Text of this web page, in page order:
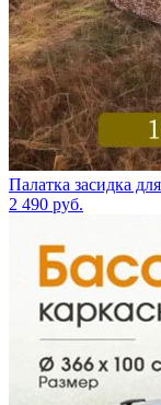
Палатка засидка
2 490 руб.